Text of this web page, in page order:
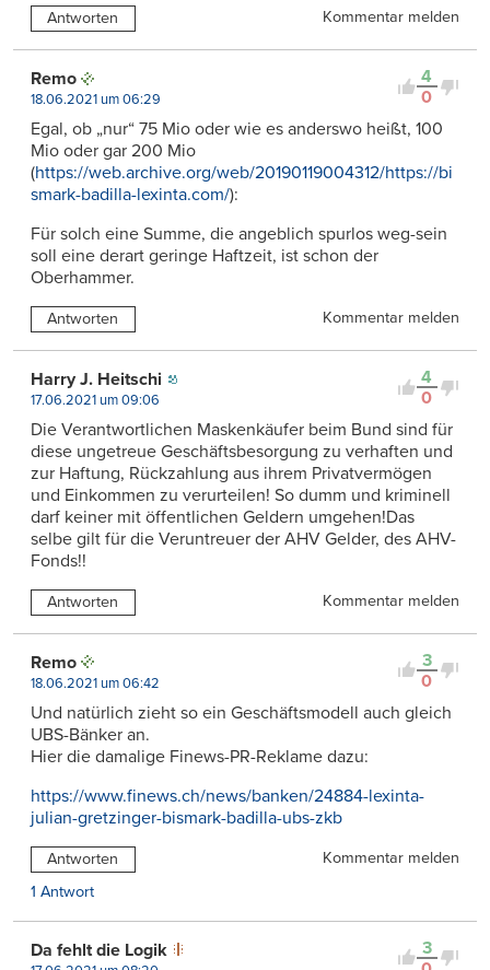
Antworten Kommentar melden
4
0
Remo
18.06.2021 um 06:29
Egal, ob „nur“ 75 Mio oder wie es anderswo heißt, 100
Mio oder gar 200 Mio
(https://web.archive.org/web/20190119004312/https://bi
smark-badilla-lexinta.com/):
Für solch eine Summe, die angeblich spurlos weg-sein
soll eine derart geringe Haftzeit, ist schon der
Oberhammer.
Antworten Kommentar melden
4
0
Harry J. Heitschi
17.06.2021 um 09:06
Die Verantwortlichen Maskenkäufer beim Bund sind für
diese ungetreue Geschäftsbesorgung zu verhaften und
zur Haftung, Rückzahlung aus ihrem Privatvermögen
und Einkommen zu verurteilen! So dumm und kriminell
darf keiner mit öffentlichen Geldern umgehen!Das
selbe gilt für die Veruntreuer der AHV Gelder, des AHV-
Fonds!!
Antworten Kommentar melden
3
0
Remo
18.06.2021 um 06:42
Und natürlich zieht so ein Geschäftsmodell auch gleich
UBS-Bänker an.
Hier die damalige Finews-PR-Reklame dazu:
https://www.finews.ch/news/banken/24884-lexinta-
julian-gretzinger-bismark-badilla-ubs-zkb
Antworten
Kommentar melden
1 Antwort
3
Da fehlt die Logik